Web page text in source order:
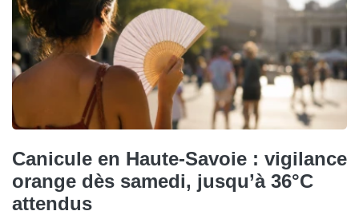
Canicule en Haute-Savoie : vigilance
orange dès samedi, jusqu’à 36°C
attendus